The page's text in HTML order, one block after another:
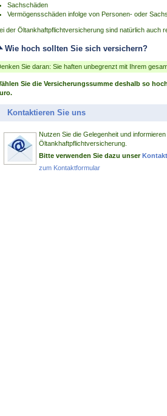
Sachschäden
Vermögensschäden infolge von Personen- oder
der Öltankhaftpflichtversicherung sind natürlich auch
Wie hoch sollten Sie sich versichern?
Sie daran: Sie haften unbegrenzt mit Ihrem
Sie die Versicherungssumme deshalb so
Kontaktieren Sie uns
Nutzen Sie die Gelegenheit und
Öltankhaftpflichtversicherung.
Bitte verwenden Sie dazu unser
zum Kontaktformular